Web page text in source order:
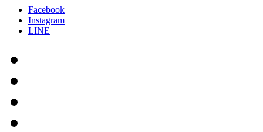
Facebook
Instagram
LINE